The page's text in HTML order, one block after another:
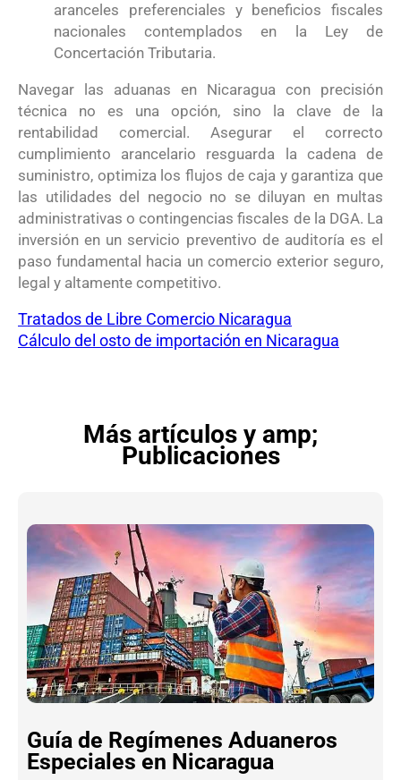
aranceles preferenciales y beneficios fiscales
nacionales contemplados en la Ley de
Concertación Tributaria.
Navegar las aduanas en Nicaragua con precisión
técnica no es una opción, sino la clave de la
rentabilidad comercial . Asegurar el correcto
cumplimiento arancelario resguarda la cadena de
suministro, optimiza los flujos de caja y garantiza que
las utilidades del negocio no se diluyan en multas
administrativas o contingencias fiscales de la DGA. La
inversión en un servicio preventivo de auditoría es el
paso fundamental hacia un comercio exterior seguro,
legal y altamente competitivo.
Tratados de Libre Comercio Nicaragua
Cálculo del osto de importación en Nicaragua
Más artículos y amp;
Publicaciones
Guía de Regímenes Aduaneros
Especiales en Nicaragua